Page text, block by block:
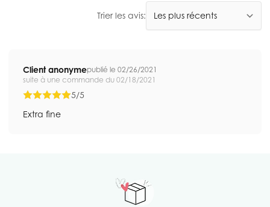
Trier les avis:
Client anonymepublié le 02/26/2021
suite à une commande du 02/18/2021
5/5
Extra fine